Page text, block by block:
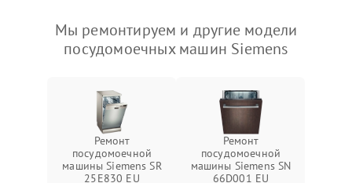
Мы ремонтируем и другие модели
посудомоечных машин Siemens
Ремонт
посудомоечной
машины Siemens SR
25E830 EU
Ремонт
посудомоечной
машины Siemens SN
66D001 EU